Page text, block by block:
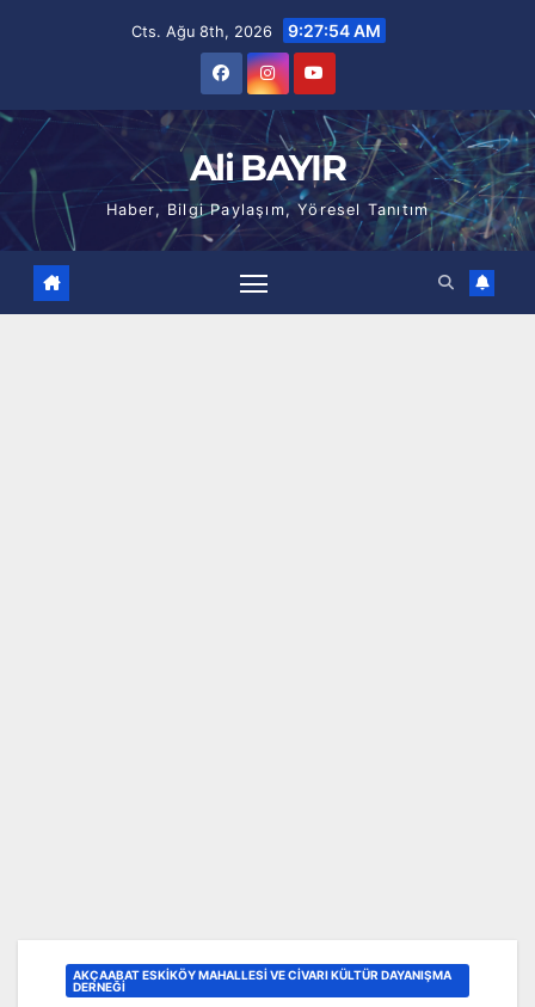
Cts. Ağu 8th, 2026 9:27:55 AM
Ali BAYIR
Haber, Bilgi Paylaşım, Yöresel Tanıtım
AKÇAABAT ESKIKÖY MAHALLESI VE CIVARI KÜLTÜR DAYANIŞMA
DERNEĞI